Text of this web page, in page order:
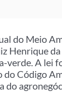
do Meio
Henrique
verde. A lei
do Código
do